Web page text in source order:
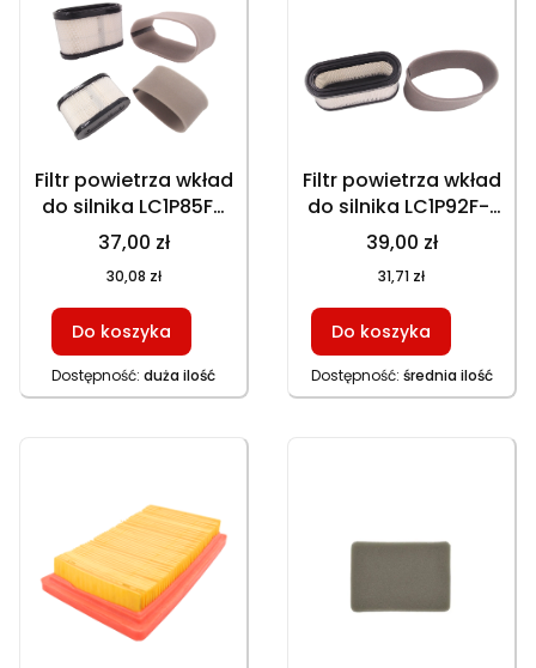
Filtr powietrza wkład
do silnika LC1P85FA
(HTS LX84M L352)
37,00 zł
30,08 zł
Do koszyka
Dostępność: duża ilość
Filtr powietrza wkład
do silnika LC1P92F-1
(HTS LX92H L452)
39,00 zł
31,71 zł
Do koszyka
Dostępność: średnia ilość